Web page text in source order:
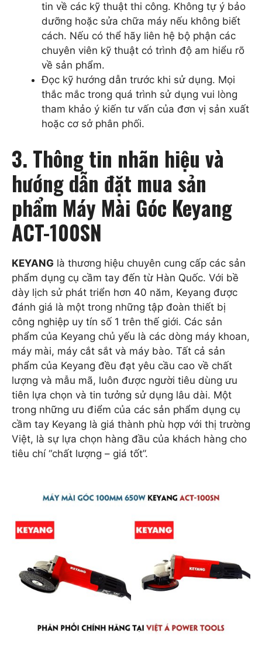
tin về các kỹ thuật thi công. Không tự ý bảo
dưỡng hoặc sửa chữa máy nếu không biết
cách. Nếu có thể hãy liên hệ bộ phận các
chuyên viên kỹ thuật có trình độ am hiểu rõ
về sản phẩm.
Đọc kỹ hướng dẫn trước khi sử dụng. Mọi
thắc mắc trong quá trình sử dụng vui lòng
tham khảo ý kiến tư vấn của đơn vị sản xuất
hoặc cơ sở phân phối.
3. Thông tin nhãn hiệu và
hướng dẫn đặt mua sản
phẩm Máy Mài Góc Keyang
ACT-100SN
KEYANG là thương hiệu chuyên cung cấp các sản
phẩm dụng cụ cầm tay đến từ Hàn Quốc. Với bề
dày lịch sử phát triển hơn 40 năm, Keyang được
đánh giá là một trong những tập đoàn thiết bị
công nghiệp uy tín số 1 trên thế giới. Các sản
phẩm của Keyang chủ yếu là các dòng máy khoan,
máy mài, máy cắt sắt và máy bào. Tất cả sản
phẩm của Keyang đều đạt yêu cầu cao về chất
lượng và mẫu mã, luôn được người tiêu dùng ưu
tiên lựa chọn và tin tưởng sử dụng lâu dài. Một
trong những ưu điểm của các sản phẩm dụng cụ
cầm tay Keyang là giá thành phù hợp với thị trường
Việt, là sự lựa chọn hàng đầu của khách hàng cho
tiêu chí “chất lượng – giá tốt”.